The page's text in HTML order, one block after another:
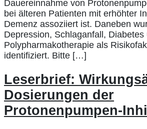
Dauereinnahme von
bei älteren Patienten mit erhöhter
Demenz assoziiert ist. Daneben
Depression, Schlaganfall, Diabetes
Polypharmakotherapie als
identifiziert. Bitte […]
Leserbrief:
Dosierungen der
Protonenpumpen-